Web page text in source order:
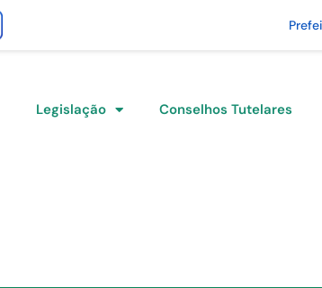
Legislação Conselhos Tutelares